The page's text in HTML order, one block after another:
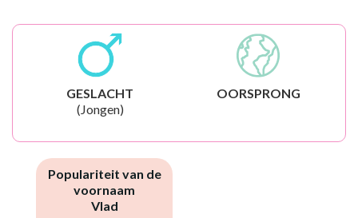
GESLACHT
(Jongen)
OORSPRONG
Populariteit van de
voornaam
Vlad